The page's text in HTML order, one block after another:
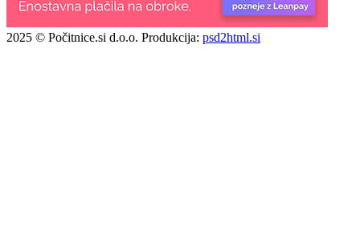
2025 © Počitnice.si d.o.o. Produkcija: psd2html.si